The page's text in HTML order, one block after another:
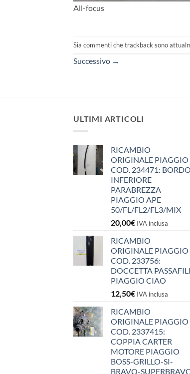
All-focus
Sia commenti che trackback sono
Successivo →
ULTIMI ARTICOLI
RICAMBIO
ORIGINALE PIAGGIO
COD. 234471: BORDO
INFERIORE
PARABREZZA
PIAGGIO APE
50/FL/FL2/FL3/MIX
20,00€ IVA inclusa
RICAMBIO
ORIGINALE PIAGGIO
COD. 233756:
DOCCETTA PASSAFILI
PIAGGIO CIAO
12,50€ IVA inclusa
RICAMBIO
ORIGINALE PIAGGIO
COD. 2337415:
COPPIA CARTER
MOTORE PIAGGIO
BOSS-GRILLO-SI-
BRAVO-